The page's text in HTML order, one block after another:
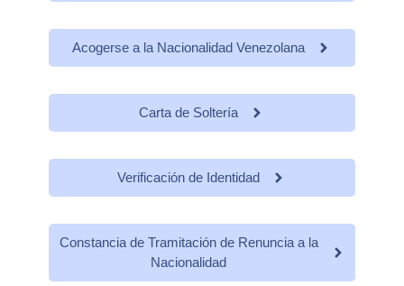
Acogerse a la Nacionalidad Venezolana
Carta de Soltería
Verificación de Identidad
Constancia de Tramitación de Renuncia a la
Nacionalidad